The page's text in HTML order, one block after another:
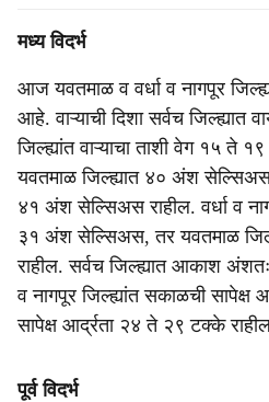
मध्य विदर्भ
आज यवतमाळ व वर्धा व नागपूर
आहे. वाऱ्याची दिशा सर्वच जिल्ह्यात
जिल्ह्यांत वाऱ्याचा ताशी वेग १५ ते
यवतमाळ जिल्ह्यात ४० अंश सेल्सिअस,
४१ अंश सेल्सिअस राहील. वर्धा व
३१ अंश सेल्सिअस, तर यवतमाळ
राहील. सर्वच जिल्ह्यात आकाश
व नागपूर जिल्ह्यांत सकाळची सापेक्ष
सापेक्ष आर्द्रता २४ ते २९ टक्के
पूर्व विदर्भ